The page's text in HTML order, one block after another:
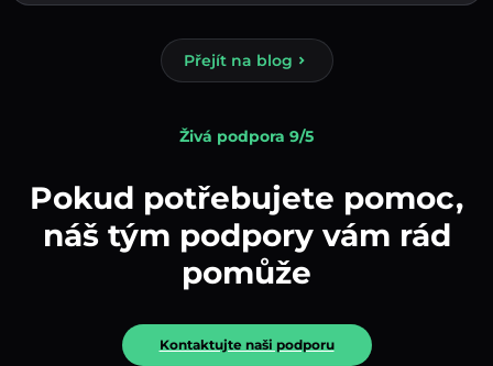
Přejít na blog
Živá podpora 9/5
Pokud potřebujete pomoc,
náš tým podpory vám rád
pomůže
Kontaktujte naši podporu